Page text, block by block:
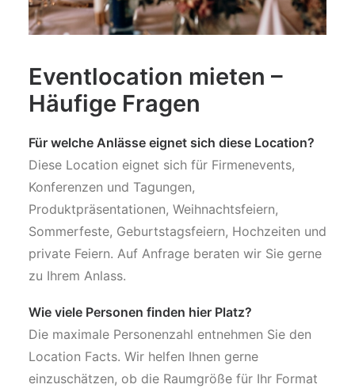
Eventlocation mieten –
Häufige Fragen
Für welche Anlässe eignet sich diese Location?
Diese Location eignet sich für Firmenevents,
Konferenzen und Tagungen,
Produktpräsentationen, Weihnachtsfeiern,
Sommerfeste, Geburtstagsfeiern, Hochzeiten und
private Feiern. Auf Anfrage beraten wir Sie gerne
zu Ihrem Anlass.
Wie viele Personen finden hier Platz?
Die maximale Personenzahl entnehmen Sie den
Location Facts. Wir helfen Ihnen gerne
einzuschätzen, ob die Raumgröße für Ihr Format